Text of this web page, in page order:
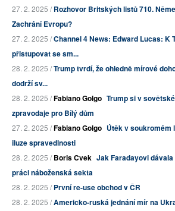
27. 2. 2025 /Rozhovor Britských listů 710.
Zachrání Evropu?
27. 2. 2025 /Channel 4 News: Edward Lucas: K
přistupovat se sm...
28. 2. 2025 /Trump tvrdí, že ohledně mírové
dodrží sv...
28. 2. 2025 /Fabiano Golgo Trump si v
zpravodaje pro Bílý dům
27. 2. 2025 /Fabiano Golgo Útěk v soukromém
iluze spravedlnosti
28. 2. 2025 /Boris Cvek Jak Faradayovi
práci náboženská sekta
28. 2. 2025 /První re-use obchod v ČR
28. 2. 2025 /Americko-ruská jednání mír na